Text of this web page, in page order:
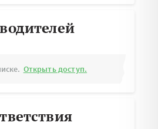
Открыть доступ.